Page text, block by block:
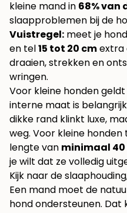
kleine mand in 68% van
slaapproblemen bij de
Vuistregel: meet je
en tel15 tot 20 cmextra
draaien, strekken en
wringen.
Voor kleine honden
interne maat is
dikke rand klinkt luxe,
weg. Voor kleine honden
lengte van minimaal 40
je wilt dat ze volledig
Kijk naar de
Een mand moet de
hond ondersteunen. Dat